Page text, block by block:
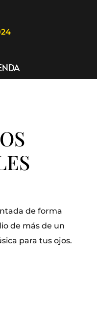
de forma
de más de un
para tus ojos.